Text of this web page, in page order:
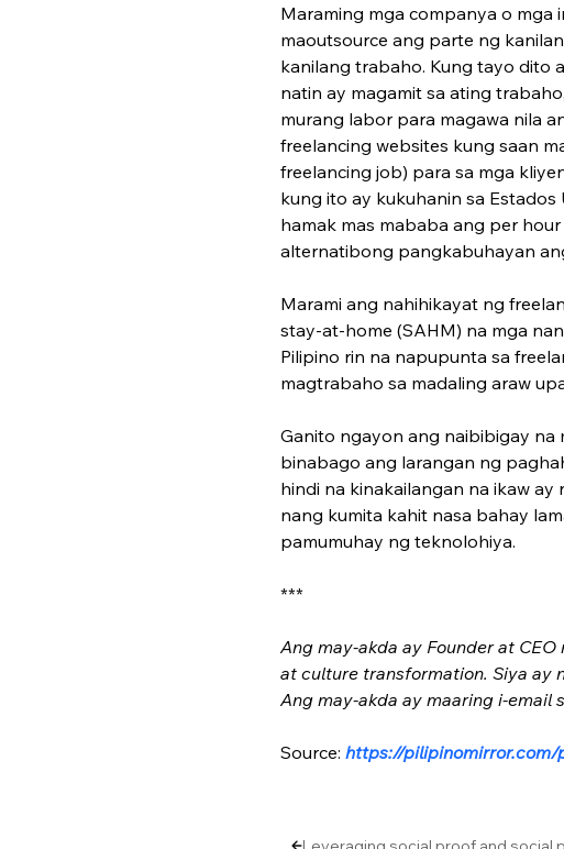
Maraming mga companya o mga
maoutsource ang parte ng
kanilang trabaho. Kung tayo dito
natin ay magamit sa ating
murang labor para magawa nila
freelancing websites kung saan
freelancing job) para sa mga
kung ito ay kukuhanin sa
hamak mas mababa ang per
alternatibong pangkabuhayan
Marami ang nahihikayat ng
stay-at-home (SAHM) na mga
Pilipino rin na napupunta sa
magtrabaho sa madaling araw
Ganito ngayon ang naibibigay
binabago ang larangan ng
hindi na kinakailangan na ikaw
nang kumita kahit nasa bahay
pamumuhay ng teknolohiya.
***
Ang may-akda ay Founder at
at culture transformation. Siya ay
Ang may-akda ay maaring i-email
Source: https://pilipinomirror.com/